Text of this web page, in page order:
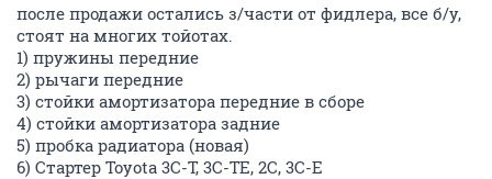
после продажи остались з/части от фидлера, все б/у,
стоят на многих тойотах.
1) пружины передние
2) рычаги передние
3) стойки амортизатора передние в сборе
4) стойки амортизатора задние
5) пробка радиатора (новая)
6) Стартер Toyota 3C-T, 3C-TE, 2C, 3C-E